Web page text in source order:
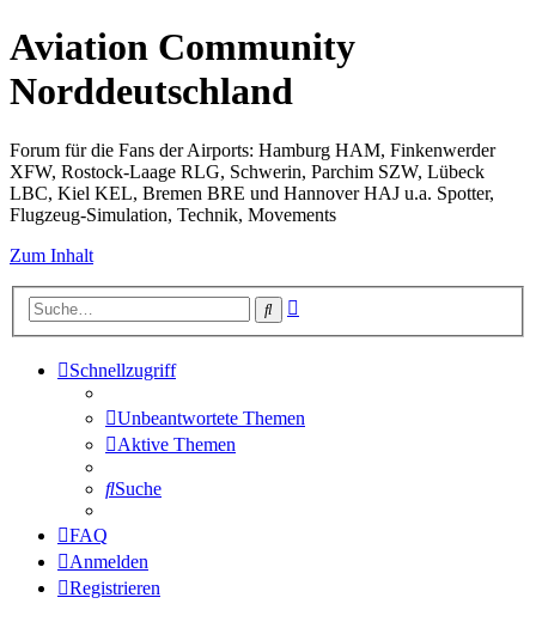
Aviation Community
Norddeutschland
Forum für die Fans der Airports: Hamburg HAM, Finkenwerder
XFW, Rostock-Laage RLG, Schwerin, Parchim SZW, Lübeck
LBC, Kiel KEL, Bremen BRE und Hannover HAJ u.a. Spotter,
Flugzeug-Simulation, Technik, Movements
Zum Inhalt
Suche
Schnellzugriff
Unbeantwortete Themen
Aktive Themen
Suche
FAQ
Anmelden
Registrieren